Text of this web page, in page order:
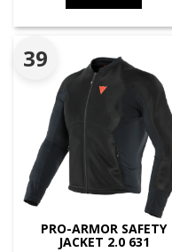
39
PRO-ARMOR SAFETY
JACKET 2.0 631